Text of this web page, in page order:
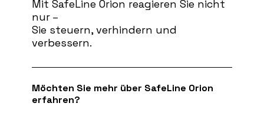
Mit SafeLine Orion reagieren Sie nicht
nur –
Sie steuern, verhindern und
verbessern.
Möchten Sie mehr über SafeLine Orion
erfahren?